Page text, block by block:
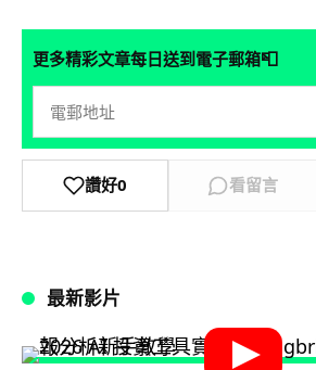
更多精彩文章每日送到電子郵箱📮
讚好0 看留言
最新影片